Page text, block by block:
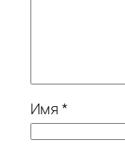
Имя*